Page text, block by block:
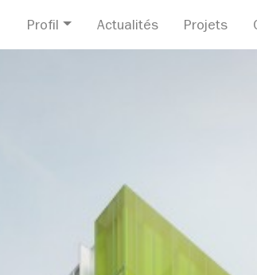
Profil Actualités Projets